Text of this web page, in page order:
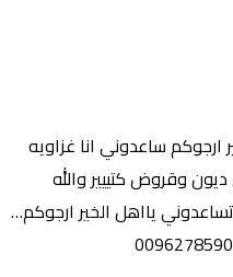
ارجوكم ساعدوني انا غزاويه
وقروض كتييير والله
يااهل الخير ارجوكم…